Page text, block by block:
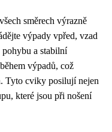
směrech výrazně
výpady vpřed, vzad
a stabilní
výpadů, což
Tyto cviky posilují nejen
které jsou při nošení